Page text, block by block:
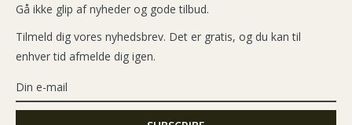
Gå ikke glip af nyheder og gode tilbud.
Tilmeld dig vores nyhedsbrev. Det er gratis, og du kan til
enhver tid afmelde dig igen.